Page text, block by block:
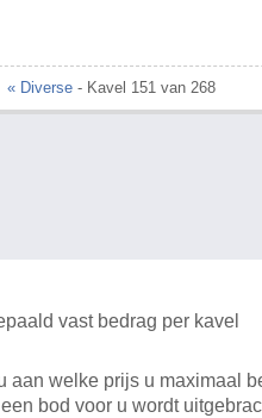
« Diverse- Kavel 151 van 268
vast bedrag per kavel
welke prijs u maximaal
bod voor u wordt